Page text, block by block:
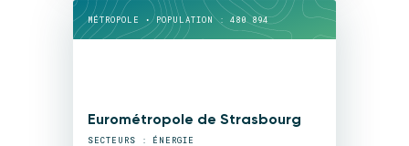
MÉTROPOLE • POPULATION : 480 894
Eurométropole de Strasbourg
SECTEURS : ÉNERGIE